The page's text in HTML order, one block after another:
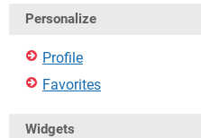
Personalize
Profile
Favorites
Widgets